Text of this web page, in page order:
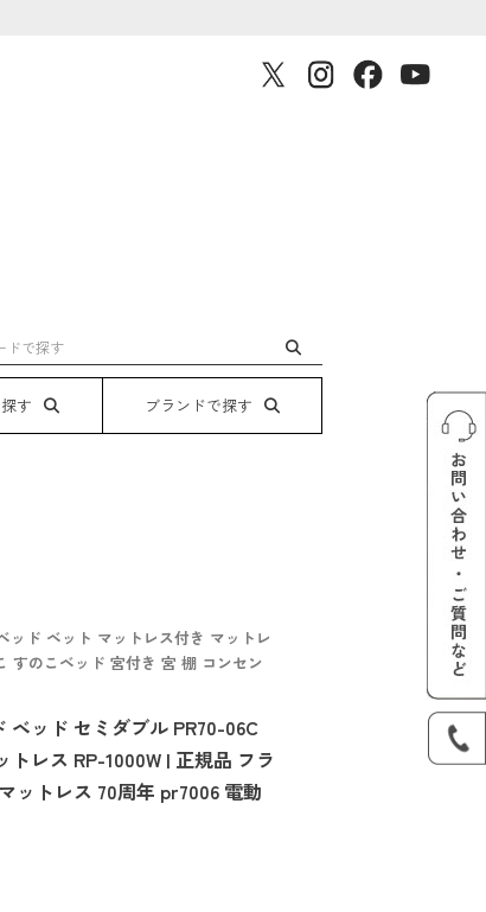
す ブランドで探す
ッド ベット マットレス付き マットレ
すのこベッド 宮付き 宮 棚 コンセン
ベッド セミダブル PR70-06C
レス RP-1000W | 正規品 フラ
ットレス 70周年 pr7006 電動